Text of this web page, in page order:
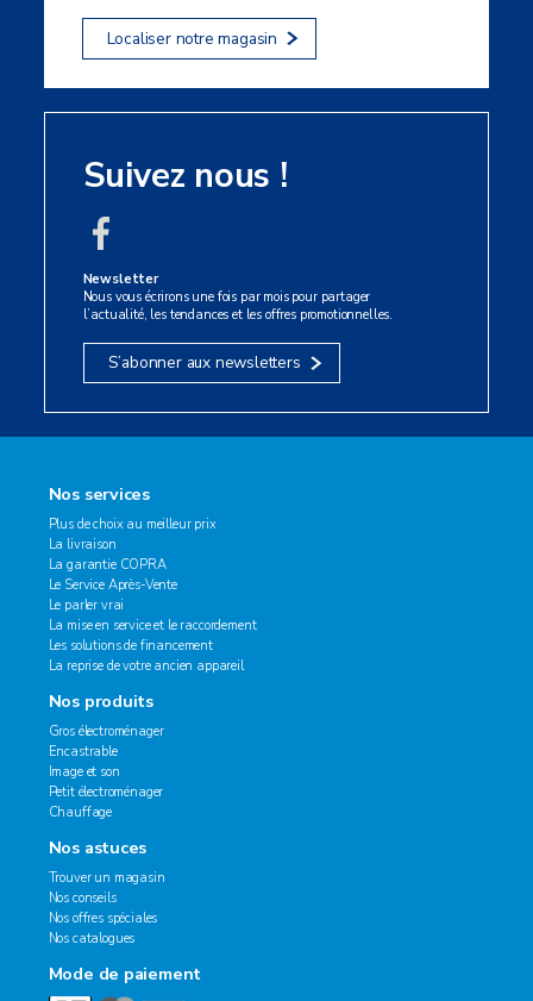
Localiser notre magasin
Suivez nous !
Newsletter
Nous vous écrirons une fois par mois pour partager
l’actualité, les tendances et les offres promotionnelles.
S’abonner aux newsletters
Nos services
Plus de choix au meilleur prix
La livraison
La garantie COPRA
Le Service Après-Vente
Le parler vrai
La mise en service et le raccordement
Les solutions de financement
La reprise de votre ancien appareil
Nos produits
Gros électroménager
Encastrable
Image et son
Petit électroménager
Chauffage
Nos astuces
Trouver un magasin
Nos conseils
Nos offres spéciales
Nos catalogues
Mode de paiement